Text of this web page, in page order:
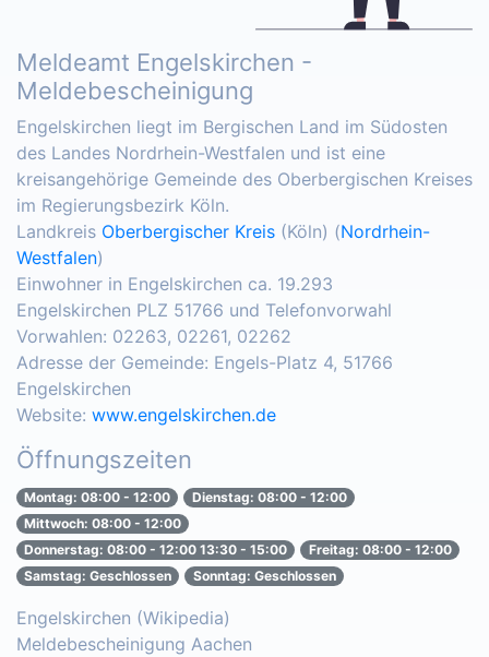
Meldeamt Engelskirchen -
Meldebescheinigung
Engelskirchen liegt im Bergischen Land im Südosten
des Landes Nordrhein-Westfalen und ist eine
kreisangehörige Gemeinde des Oberbergischen Kreises
im Regierungsbezirk Köln.
Landkreis Oberbergischer Kreis (Köln) (Nordrhein-
Westfalen)
Einwohner in Engelskirchen ca. 19.293
Engelskirchen PLZ 51766 und Telefonvorwahl
Vorwahlen: 02263, 02261, 02262
Adresse der Gemeinde: Engels-Platz 4, 51766
Engelskirchen
Website: www.engelskirchen.de
Öffnungszeiten
Montag: 08:00 - 12:00
Dienstag: 08:00 - 12:00
Mittwoch: 08:00 - 12:00
Donnerstag: 08:00 - 12:00 13:30 - 15:00
Freitag: 08:00 - 12:00
Samstag: Geschlossen
Sonntag: Geschlossen
Engelskirchen (Wikipedia)
Meldebescheinigung Aachen